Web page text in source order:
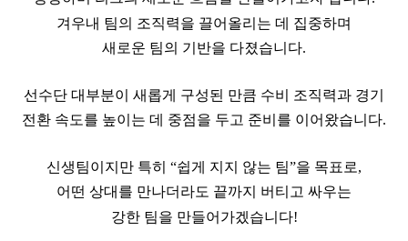
겨우내 팀의 조직력을 끌어올리는 데 집중하며
새로운 팀의 기반을 다졌습니다.
선수단 대부분이 새롭게 구성된 만큼 수비 조직력과 경기
전환 속도를 높이는 데 중점을 두고 준비를 이어왔습니다.
신생팀이지만 특히 “쉽게 지지 않는 팀”을 목표로,
어떤 상대를 만나더라도 끝까지 버티고 싸우는
강한 팀을 만들어가겠습니다!